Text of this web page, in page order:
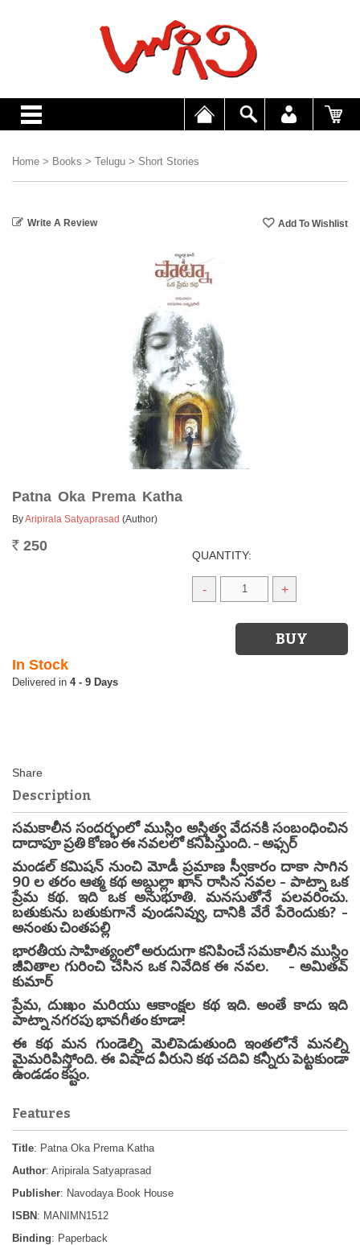
Home > Books > Telugu > Short Stories
Write A Review
Patna Oka Prema Katha
ByAripirala Satyaprasad (Author)
Rs. 250
QUANTITY:
- +
In Stock
4 - 9 Days
Description
సమకాలీన సందర్భంలో ముస్లిం అస్తిత్వ వేదనకి సంబంధించిన
దాదాపూ ప్రతి కోణం ఈ నవలలో కనిపిస్తుంది. - అఫ్సర్
మండల్ కమిషన్ నుంచి మోడీ ప్రమాణ స్వీకారం దాకా సాగిన
90 ల తరం ఆత్మ కథ అబ్దుల్లా ఖాన్ రాసిన నవల - పాట్నా ఒక
ప్రేమ కథ. ఇది ఒక అనుభూతి. మనసుతోనే పలవరించు.
బతుకును బతుకుగానే వుండనివ్వు, దానికి వేరే పేరెందుకు? -
అనంతు చింతపల్లి
భారతీయ సాహిత్యంలో అరుదుగా కనిపించే సమకాలీన ముస్లిం
జీవితాల గురించి చేసిన ఒక నివేదిక ఈ నవల. - అమితవ్
కుమార్
ప్రేమ, దుఃఖం మరియు ఆకాంక్షల కథ ఇది. అంతే కాదు ఇది
పాట్నా నగరపు భావగీతం కూడా!
ఈ కథ మన గుండెల్ని మెలిపెడుతుంది ఇంతలోనే మనల్ని
మైమరిపిస్తోంది. ఈ విషాద వీరుని కథ చదివి కన్నీరు పెట్టకుండా
ఉండడం కష్టం.
Features
Title: Patna Oka Prema Katha
Author: Aripirala Satyaprasad
Publisher: Navodaya Book House
ISBN : MANIMN1512
Binding: Paperback